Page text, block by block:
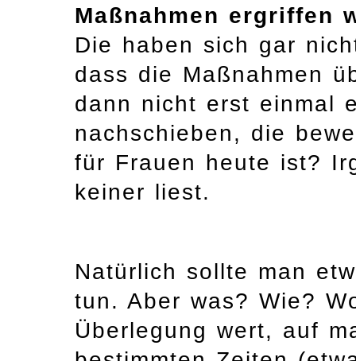
Maßnahmen ergriffen
Die haben sich gar
dass die Maßnahmen
dann nicht erst einmal
nachschieben, die
für Frauen heute ist?
keiner liest.
Natürlich sollte man
tun. Aber was? Wie?
Überlegung wert, auf